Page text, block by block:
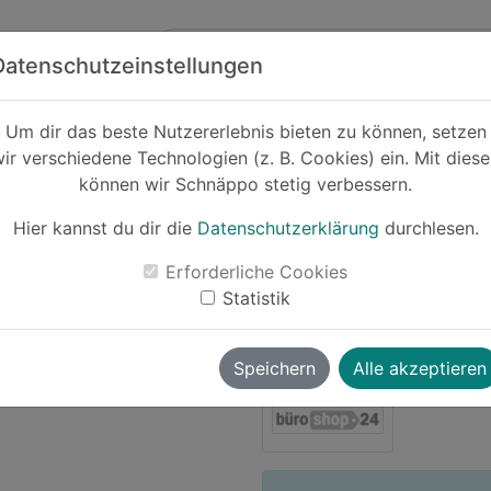
Um dir das beste Nutzererlebnis bieten zu können, setzen
verschiedene Technologien (z. B. Cookies) ein. Mit
können wir Schnäppo stetig verbessern.
Hier kannst du dir die Datenschutzerklärung durchlesen.
Erforderliche Cookies
Statistik
Speichern Alle akzeptieren
Cashback
-20%
Makita
joschi1337 vor ~1 Jahr